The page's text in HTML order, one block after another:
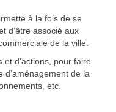
à la fois de se
d’être associé aux
de la ville.
et d’actions, pour faire
de la
etc.